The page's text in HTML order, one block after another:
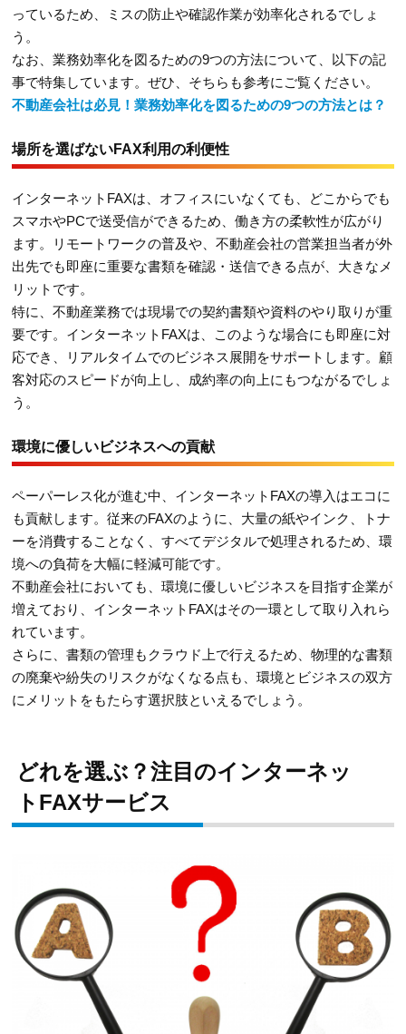
っているため、ミスの防止や確認作業が効率化されるでしょ
う。
なお、業務効率化を図るための9つの方法について、以下の記
事で特集しています。ぜひ、そちらも参考にご覧ください。
不動産会社は必見！業務効率化を図るための9つの方法とは？
場所を選ばないFAX利用の利便性
インターネットFAXは、オフィスにいなくても、どこからでも
スマホやPCで送受信ができるため、働き方の柔軟性が広がり
ます。リモートワークの普及や、不動産会社の営業担当者が外
出先でも即座に重要な書類を確認・送信できる点が、大きなメ
リットです。
特に、不動産業務では現場での契約書類や資料のやり取りが重
要です。インターネットFAXは、このような場合にも即座に対
応でき、リアルタイムでのビジネス展開をサポートします。顧
客対応のスピードが向上し、成約率の向上にもつながるでしょ
う。
環境に優しいビジネスへの貢献
ペーパーレス化が進む中、インターネットFAXの導入はエコに
も貢献します。従来のFAXのように、大量の紙やインク、トナ
ーを消費することなく、すべてデジタルで処理されるため、環
境への負荷を大幅に軽減可能です。
不動産会社においても、環境に優しいビジネスを目指す企業が
増えており、インターネットFAXはその一環として取り入れら
れています。
さらに、書類の管理もクラウド上で行えるため、物理的な書類
の廃棄や紛失のリスクがなくなる点も、環境とビジネスの双方
にメリットをもたらす選択肢といえるでしょう。
どれを選ぶ？注目のインターネッ
トFAXサービス